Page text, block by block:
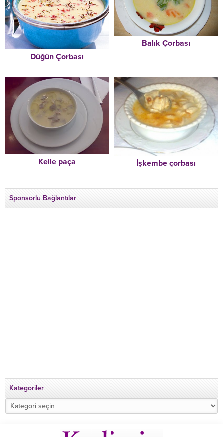
Düğün Çorbası
Balık Çorbası
Kelle paça İşkembe çorbası
Sponsorlu Bağlantılar
Kategoriler
Kategoriler